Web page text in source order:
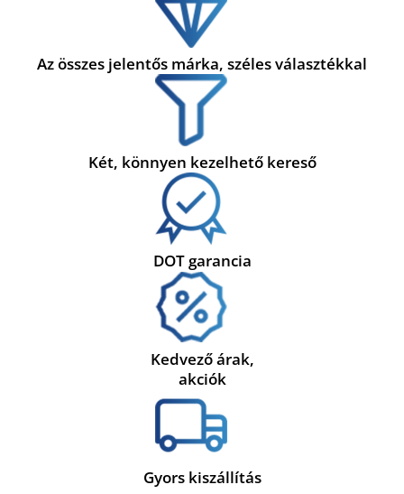
Az összes jelentős márka, széles választékkal
Két, könnyen kezelhető kereső
DOT garancia
Kedvező árak,
akciók
Gyors kiszállítás